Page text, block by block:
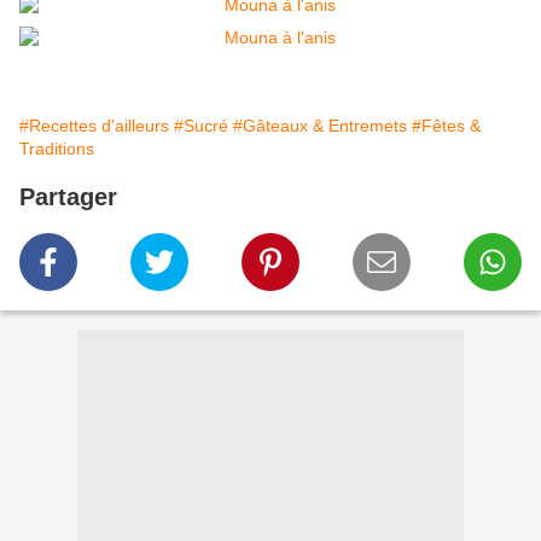
#Recettes d'ailleurs #Sucré #Gâteaux & Entremets #Fêtes &
Traditions
Partager